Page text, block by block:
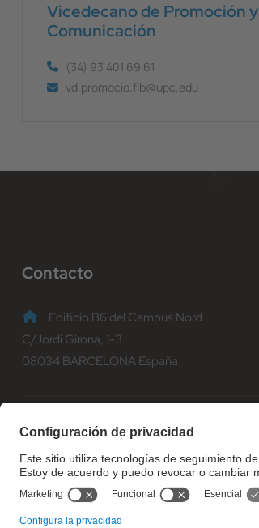
Vicedecano de Promoción y
Comunicación
(34) 93 401 69 61
vd.promocio.fib@upc.edu
Contacto
Edificio B6 del Campus Nord
C/Jordi Girona, 1-3
08034 BARCELONA España
informacio@fib.upc.edu